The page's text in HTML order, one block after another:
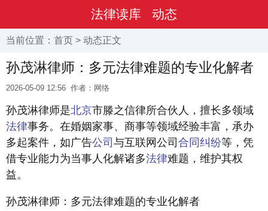
法律读库 动态
当前位置： 首页 > 动态正文
孙茂淋律师：多元法律难题的专业化解者
2026-05-09 12:56 作者：网络
孙茂淋律师是北京市滕之信律所合伙人，擅长多领域
法律事务。在婚姻家事、商事等领域经验丰富，承办
多起案件，如广告公司 与互联网公司 合同纠纷等，凭
借专业能力为当事人化解诸多法律难题，维护其权
益。
孙茂淋律师：多元法律难题的专业化解者